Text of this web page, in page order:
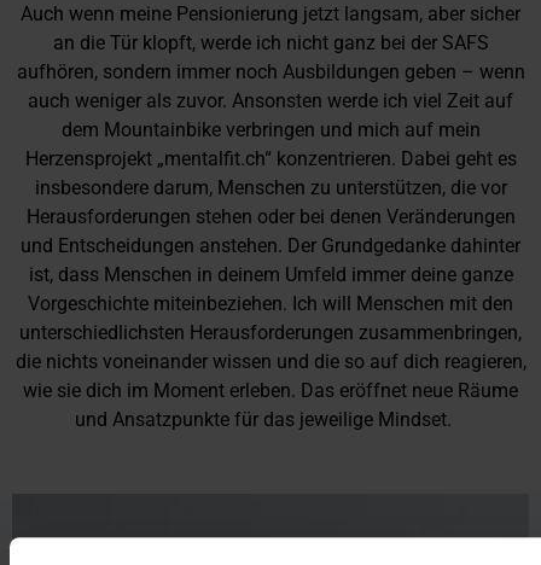
Auch wenn meine Pensionierung jetzt langsam, aber sicher
an die Tür klopft, werde ich nicht ganz bei der SAFS
aufhören, sondern immer noch Ausbildungen geben – wenn
auch weniger als zuvor. Ansonsten werde ich viel Zeit auf
dem Mountainbike verbringen und mich auf mein
Herzensprojekt „mentalfit.ch“ konzentrieren. Dabei geht es
insbesondere darum, Menschen zu unterstützen, die vor
Herausforderungen stehen oder bei denen Veränderungen
und Entscheidungen anstehen. Der Grundgedanke dahinter
ist, dass Menschen in deinem Umfeld immer deine ganze
Vorgeschichte miteinbeziehen. Ich will Menschen mit den
unterschiedlichsten Herausforderungen zusammenbringen,
die nichts voneinander wissen und die so auf dich reagieren,
wie sie dich im Moment erleben. Das eröffnet neue Räume
und Ansatzpunkte für das jeweilige Mindset.